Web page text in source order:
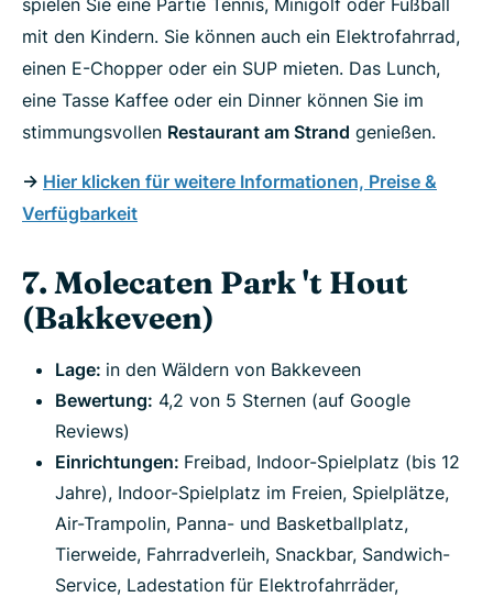
spielen Sie eine Partie Tennis, Minigolf oder Fußball
mit den Kindern. Sie können auch ein Elektrofahrrad,
einen E-Chopper oder ein SUP mieten. Das Lunch,
eine Tasse Kaffee oder ein Dinner können Sie im
stimmungsvollen Restaurant am Strand genießen.
-> Hier klicken für weitere Informationen, Preise &
Verfügbarkeit
7. Molecaten Park 't Hout
(Bakkeveen)
Lage: in den Wäldern von Bakkeveen
Bewertung: 4,2 von 5 Sternen (auf Google
Reviews)
Einrichtungen: Freibad, Indoor-Spielplatz (bis 12
Jahre), Indoor-Spielplatz im Freien, Spielplätze,
Air-Trampolin, Panna- und Basketballplatz,
Tierweide, Fahrradverleih, Snackbar, Sandwich-
Service, Ladestation für Elektrofahrräder,